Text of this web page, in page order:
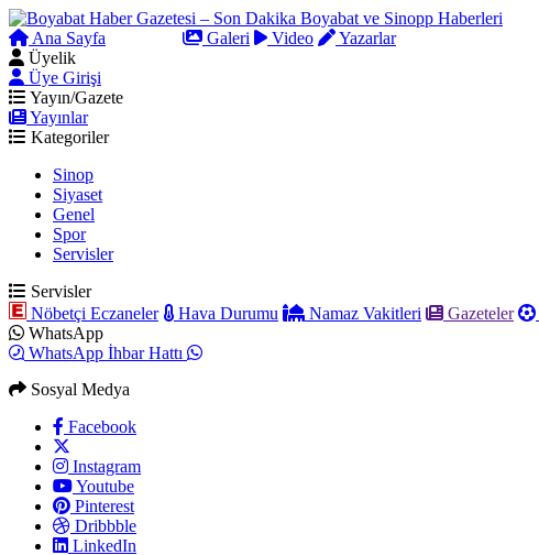
Ana Sayfa Galeri Video
Yazarlar
Üyelik
Üye Girişi
Yayın/Gazete
Yayınlar
Kategoriler
Sinop
Siyaset
Genel
Spor
Servisler
Servisler
Nöbetçi Eczaneler
Hava Durumu Namaz Vakitleri Gazeteler
WhatsApp
WhatsApp İhbar Hattı
Sosyal Medya
Facebook
Instagram
Youtube
Pinterest
Dribbble
LinkedIn